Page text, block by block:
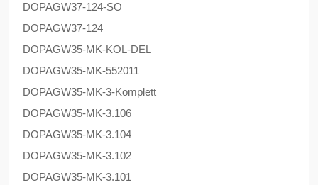
DOPAGW37-124-SO
DOPAGW37-124
DOPAGW35-MK-KOL-DEL
DOPAGW35-MK-552011
DOPAGW35-MK-3-Komplett
DOPAGW35-MK-3.106
DOPAGW35-MK-3.104
DOPAGW35-MK-3.102
DOPAGW35-MK-3.101